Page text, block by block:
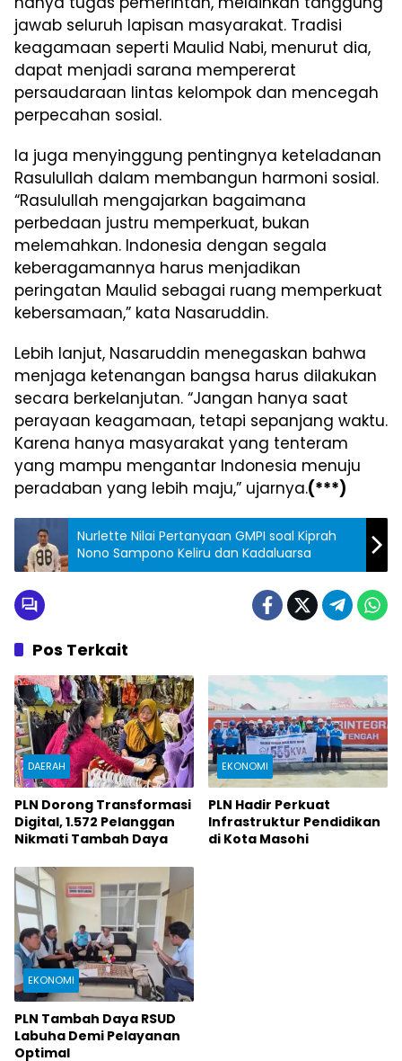
jawab seluruh lapisan masyarakat. Tradisi
keagamaan seperti Maulid Nabi, menurut dia,
dapat menjadi sarana mempererat
persaudaraan lintas kelompok dan mencegah
perpecahan sosial.
Ia juga menyinggung pentingnya keteladanan
Rasulullah dalam membangun harmoni sosial.
“Rasulullah mengajarkan bagaimana
perbedaan justru memperkuat, bukan
melemahkan. Indonesia dengan segala
keberagamannya harus menjadikan
peringatan Maulid sebagai ruang memperkuat
kebersamaan,” kata Nasaruddin.
Lebih lanjut, Nasaruddin menegaskan bahwa
menjaga ketenangan bangsa harus dilakukan
secara berkelanjutan. “Jangan hanya saat
perayaan keagamaan, tetapi sepanjang waktu.
Karena hanya masyarakat yang tenteram
yang mampu mengantar Indonesia menuju
peradaban yang lebih maju,” ujarnya.(***)
Nurlette Nilai Pertanyaan GMPI soal Kiprah
Nono Sampono Keliru dan Kadaluarsa
Pos Terkait
DAERAH
PLN Dorong Transformasi
Digital, 1.572 Pelanggan
Nikmati Tambah Daya
EKONOMI
PLN Hadir Perkuat
Infrastruktur Pendidikan
di Kota Masohi
EKONOMI
PLN Tambah Daya RSUD
Labuha Demi Pelayanan
Optimal